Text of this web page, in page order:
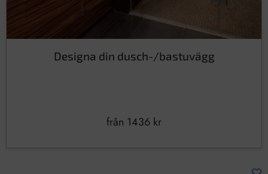
Designa din dusch-/bastuvägg
från 1436 kr